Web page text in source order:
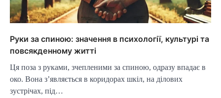
Руки за спиною: значення в психології, культурі та
повсякденному житті
Ця поза з руками, зчепленими за спиною, одразу впадає в
око. Вона з’являється в коридорах шкіл, на ділових
зустрічах, під…